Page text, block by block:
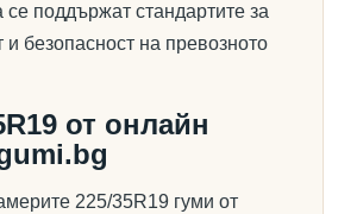
поддържат стандартите за
и безопасност на превозното
от онлайн
225/35R19 гуми от